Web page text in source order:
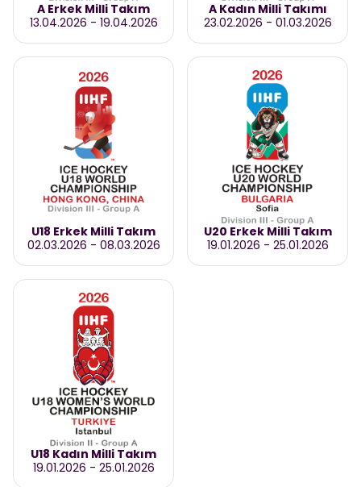
A Erkek Milli Takım
13.04.2026 - 19.04.2026
A Kadın Milli Takımı
23.02.2026 - 01.03.2026
U18 Erkek Milli Takım
02.03.2026 - 08.03.2026
U20 Erkek Milli Takım
19.01.2026 - 25.01.2026
U18 Kadın Milli Takım
19.01.2026 - 25.01.2026